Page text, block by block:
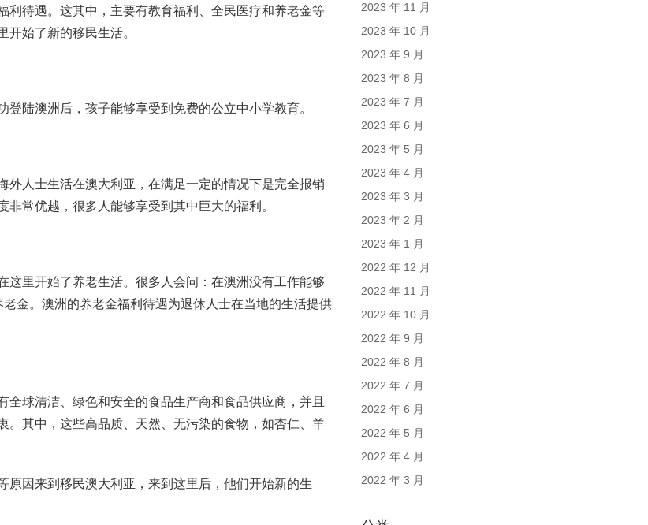
利待遇。这其中，主要有教育福利、全民医疗和养老金等
始了新的移民生活。
陆澳洲后，孩子能够享受到免费的公立中小学教育。
人士生活在澳大利亚，在满足一定的情况下是完全报销
常优越，很多人能够享受到其中巨大的福利。
里开始了养老生活。很多人会问：在澳洲没有工作能够
金。澳洲的养老金福利待遇为退休人士在当地的生活提供
球清洁、绿色和安全的食品生产商和食品供应商，并且
其中，这些高品质、天然、无污染的食物，如杏仁、羊
因来到移民澳大利亚，来到这里后，他们开始新的生
2023 年 11 月
2023 年 10 月
2023 年 9 月
2023 年 8 月
2023 年 7 月
2023 年 6 月
2023 年 5 月
2023 年 4 月
2023 年 3 月
2023 年 2 月
2023 年 1 月
2022 年 12 月
2022 年 11 月
2022 年 10 月
2022 年 9 月
2022 年 8 月
2022 年 7 月
2022 年 6 月
2022 年 5 月
2022 年 4 月
2022 年 3 月